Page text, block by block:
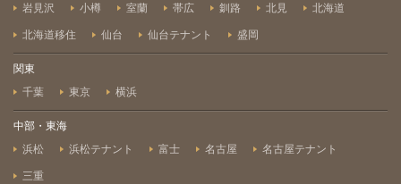
岩見沢 小樽 室蘭 帯広 釧路 北見 北海道
北海道移住 仙台 仙台テナント 盛岡
関東
千葉
東京 横浜
中部・東海
浜松
浜松テナント 富士 名古屋 名古屋テナント
三重